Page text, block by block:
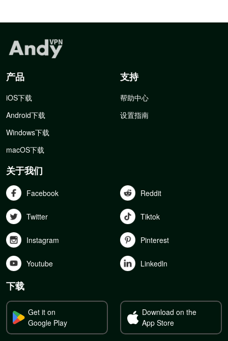
产品
iOS下载
Android下载
Windows下载
macOS下载
支持
帮助中心
设置指南
关于我们
Facebook Reddit
Twitter Tiktok
Instagram Pinterest
Youtube Linkedln
下载
Get it on
Google Play
Download on the
App Store